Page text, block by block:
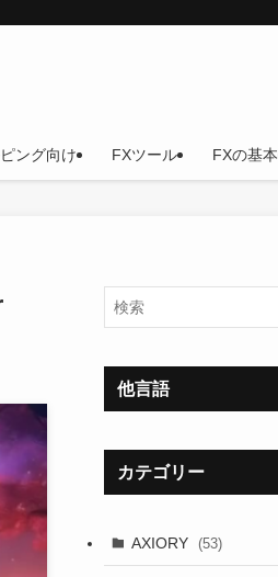
ング向け FXツール FXの基本
他言語
カテゴリー
AXIORY (53)